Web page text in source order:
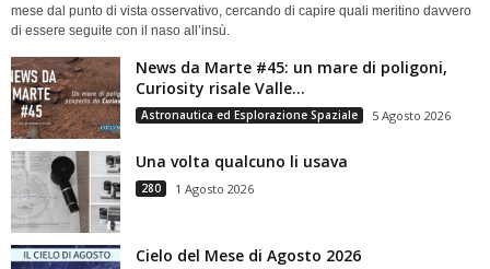
mese dal punto di vista osservativo, cercando di capire quali meritino davvero
di essere seguite con il naso all’insù.
News da Marte #45: un mare di poligoni,
Curiosity risale Valle...
Astronautica ed Esplorazione Spaziale 5 Agosto 2026
Una volta qualcuno li usava
280 1 Agosto 2026
Cielo del Mese di Agosto 2026